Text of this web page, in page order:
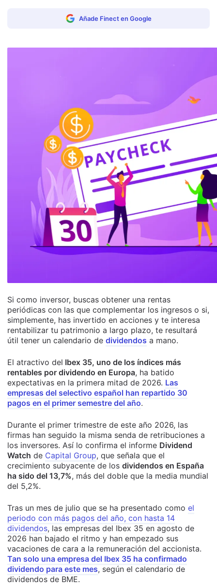
Añade Finect en Google
Si como inversor, buscas obtener una rentas
periódicas con las que complementar los ingresos o si,
simplemente, has invertido en acciones y te interesa
rentabilizar tu patrimonio a largo plazo, te resultará
útil tener un calendario de dividendos a mano.
El atractivo del Ibex 35, uno de los índices más
rentables por dividendo en Europa, ha batido
expectativas en la primera mitad de 2026. Las
empresas del selectivo español han repartido 30
pagos en el primer semestre del año.
Durante el primer trimestre de este año 2026, las
firmas han seguido la misma senda de retribuciones a
los inversores. Así lo confirma el informe Dividend
Watch de Capital Group, que señala que el
crecimiento subyacente de los dividendos en España
ha sido del 13,7%, más del doble que la media mundial
del 5,2%.
Tras un mes de julio que se ha presentado como el
periodo con más pagos del año, con hasta 14
dividendos, las empresas del Ibex 35 en agosto de
2026 han bajado el ritmo y han empezado sus
vacaciones de cara a la remuneración del accionista.
Tan solo una empresa del Ibex 35 ha confirmado
dividendo para este mes, según el calendario de
dividendos de BME.